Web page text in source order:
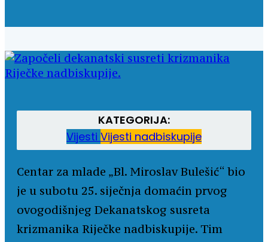
KATEGORIJA:
Vijesti Vijesti nadbiskupije
Centar za mlade „Bl. Miroslav Bulešić“ bio
je u subotu 25. siječnja domaćin prvog
ovogodišnjeg Dekanatskog susreta
krizmanika Riječke nadbiskupije. Tim